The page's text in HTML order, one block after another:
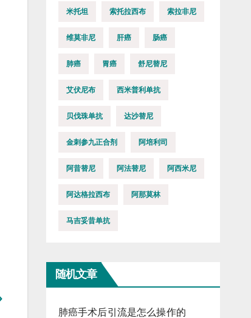
米托坦 索托拉西布 索拉非尼
维莫非尼 肝癌 肠癌
肺癌 胃癌 舒尼替尼
艾伏尼布 西米普利单抗
贝伐珠单抗 达沙替尼
金刺参九正合剂 阿培利司
阿昔替尼 阿法替尼 阿西米尼
阿达格拉西布 阿那莫林
马吉妥昔单抗
随机文章
肺癌手术后引流是怎么操作的